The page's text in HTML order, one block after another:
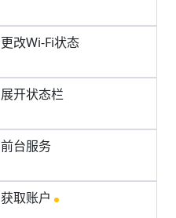
更改Wi-Fi状态
展开状态栏
前台服务
获取账户